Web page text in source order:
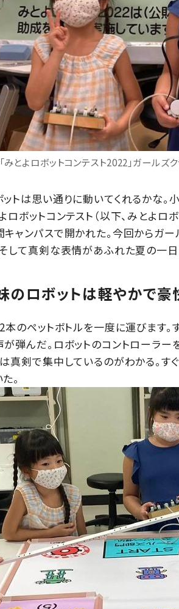
「みとよロボットコンテスト2022」ガール
トは思い通りに動いてくれるかな
ロボットコンテスト（以下、みとよ
ャンパスで開かれた。今回からガー
して真剣な表情があふれた夏の一日
のロボットは軽やかで豪
本のペットボトルを一度に運びます
弾んだ。ロボットのコントローラー
真剣で集中しているのがわかる。す
。